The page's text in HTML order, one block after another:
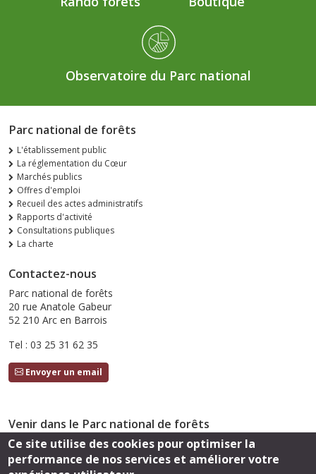
Observatoire du Parc national
Parc national de forêts
L'établissement public
La réglementation du Cœur
Marchés publics
Offres d'emploi
Recueil des actes administratifs
Rapports d'activité
Consultations publiques
La charte
Contactez-nous
Parc national de forêts
20 rue Anatole Gabeur
52 210 Arc en Barrois
Tel : 03 25 31 62 35
Envoyer un email
Venir dans le Parc national de forêts
Accès
Ce site utilise des cookies pour optimiser la
performance de nos services et améliorer votre